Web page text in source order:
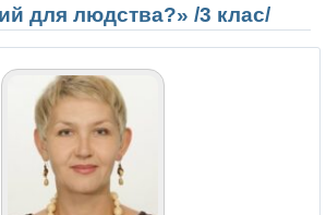
для людства?» /3 клас/